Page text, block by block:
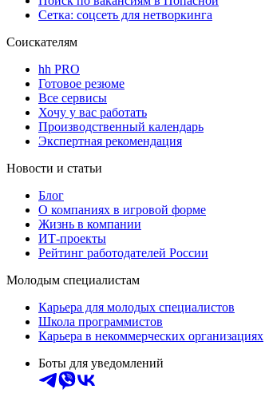
Сетка: соцсеть для нетворкинга
Соискателям
hh PRO
Готовое резюме
Все сервисы
Хочу у вас работать
Производственный календарь
Экспертная рекомендация
Новости и статьи
Блог
О компаниях в игровой форме
Жизнь в компании
ИТ-проекты
Рейтинг работодателей России
Молодым специалистам
Карьера для молодых специалистов
Школа программистов
Карьера в некоммерческих организациях
Боты для уведомлений